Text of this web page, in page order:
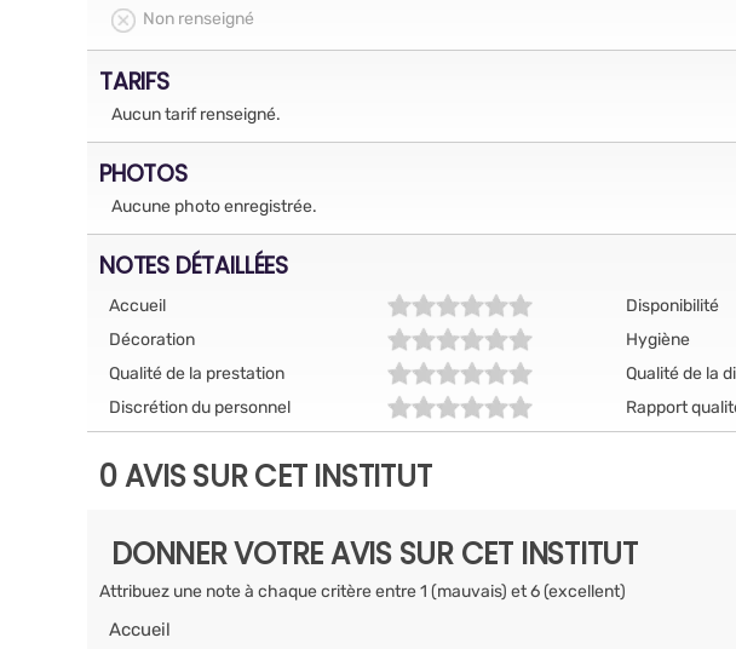
Non renseigné
TARIFS
Aucun tarif renseigné.
PHOTOS
Aucune photo enregistrée.
NOTES DÉTAILLÉES
Accueil
Disponibilité
Décoration
Hygiène
Qualité de la prestation
Qualité de la
Discrétion du personnel
Rapport
0 AVIS SUR CET INSTITUT
DONNER VOTRE AVIS SUR CET INSTITUT
Attribuez une note à chaque critère entre 1 (mauvais) et 6 (excellent)
Accueil